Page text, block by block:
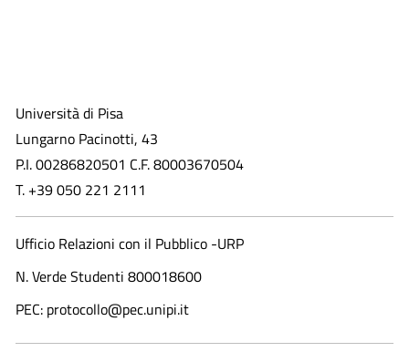
Università di Pisa
Lungarno Pacinotti, 43
P.I. 00286820501 C.F. 80003670504
T. +39 050 221 2111
Ufficio Relazioni con il Pubblico -URP
N. Verde Studenti 800018600​
PEC: protocollo@pec.unipi.it